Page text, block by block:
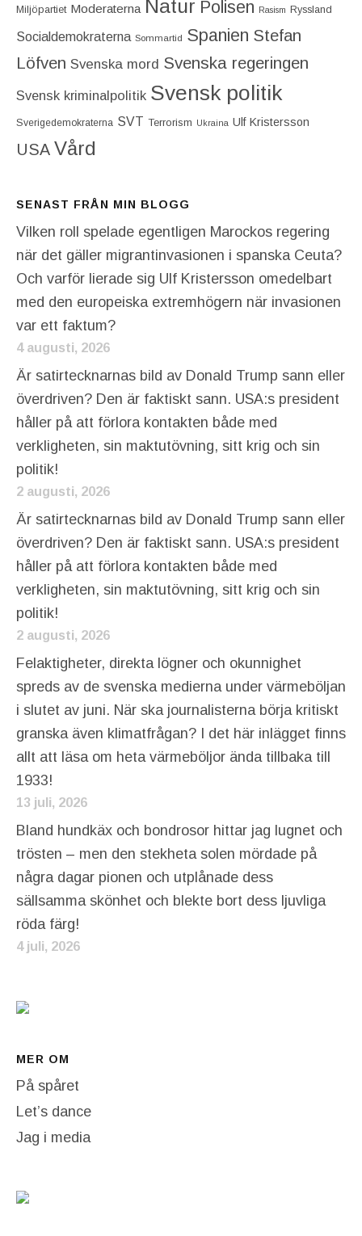
Miljöpartiet Moderaterna Natur Polisen Rasism Ryssland
Socialdemokraterna Sommartid Spanien Stefan
Löfven Svenska mord Svenska regeringen
Svensk kriminalpolitik Svensk politik
Sverigedemokraterna SVT Terrorism Ukraina Ulf Kristersson
USA Vård
SENAST FRÅN MIN BLOGG
Vilken roll spelade egentligen Marockos regering
när det gäller migrantinvasionen i spanska Ceuta?
Och varför lierade sig Ulf Kristersson omedelbart
med den europeiska extremhögern när invasionen
var ett faktum?
4 augusti, 2026
Är satirtecknarnas bild av Donald Trump sann eller
överdriven? Den är faktiskt sann. USA:s president
håller på att förlora kontakten både med
verkligheten, sin maktutövning, sitt krig och sin
politik!
2 augusti, 2026
Är satirtecknarnas bild av Donald Trump sann eller
överdriven? Den är faktiskt sann. USA:s president
håller på att förlora kontakten både med
verkligheten, sin maktutövning, sitt krig och sin
politik!
2 augusti, 2026
Felaktigheter, direkta lögner och okunnighet
spreds av de svenska medierna under värmeböljan
i slutet av juni. När ska journalisterna börja kritiskt
granska även klimatfrågan? I det här inlägget finns
allt att läsa om heta värmeböljor ända tillbaka till
1933!
13 juli, 2026
Bland hundkäx och bondrosor hittar jag lugnet och
trösten – men den stekheta solen mördade på
några dagar pionen och utplånade dess
sällsamma skönhet och blekte bort dess ljuvliga
röda färg!
4 juli, 2026
MER OM
På spåret
Let’s dance
Jag i media